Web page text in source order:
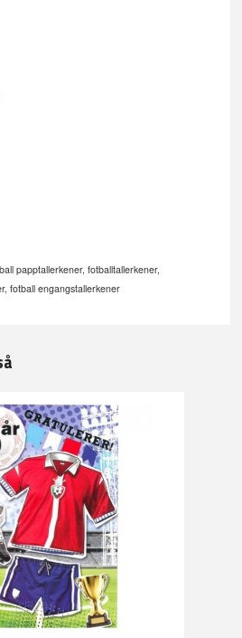
papptallerkener, fotballtallerkener,
fotball engangstallerkener